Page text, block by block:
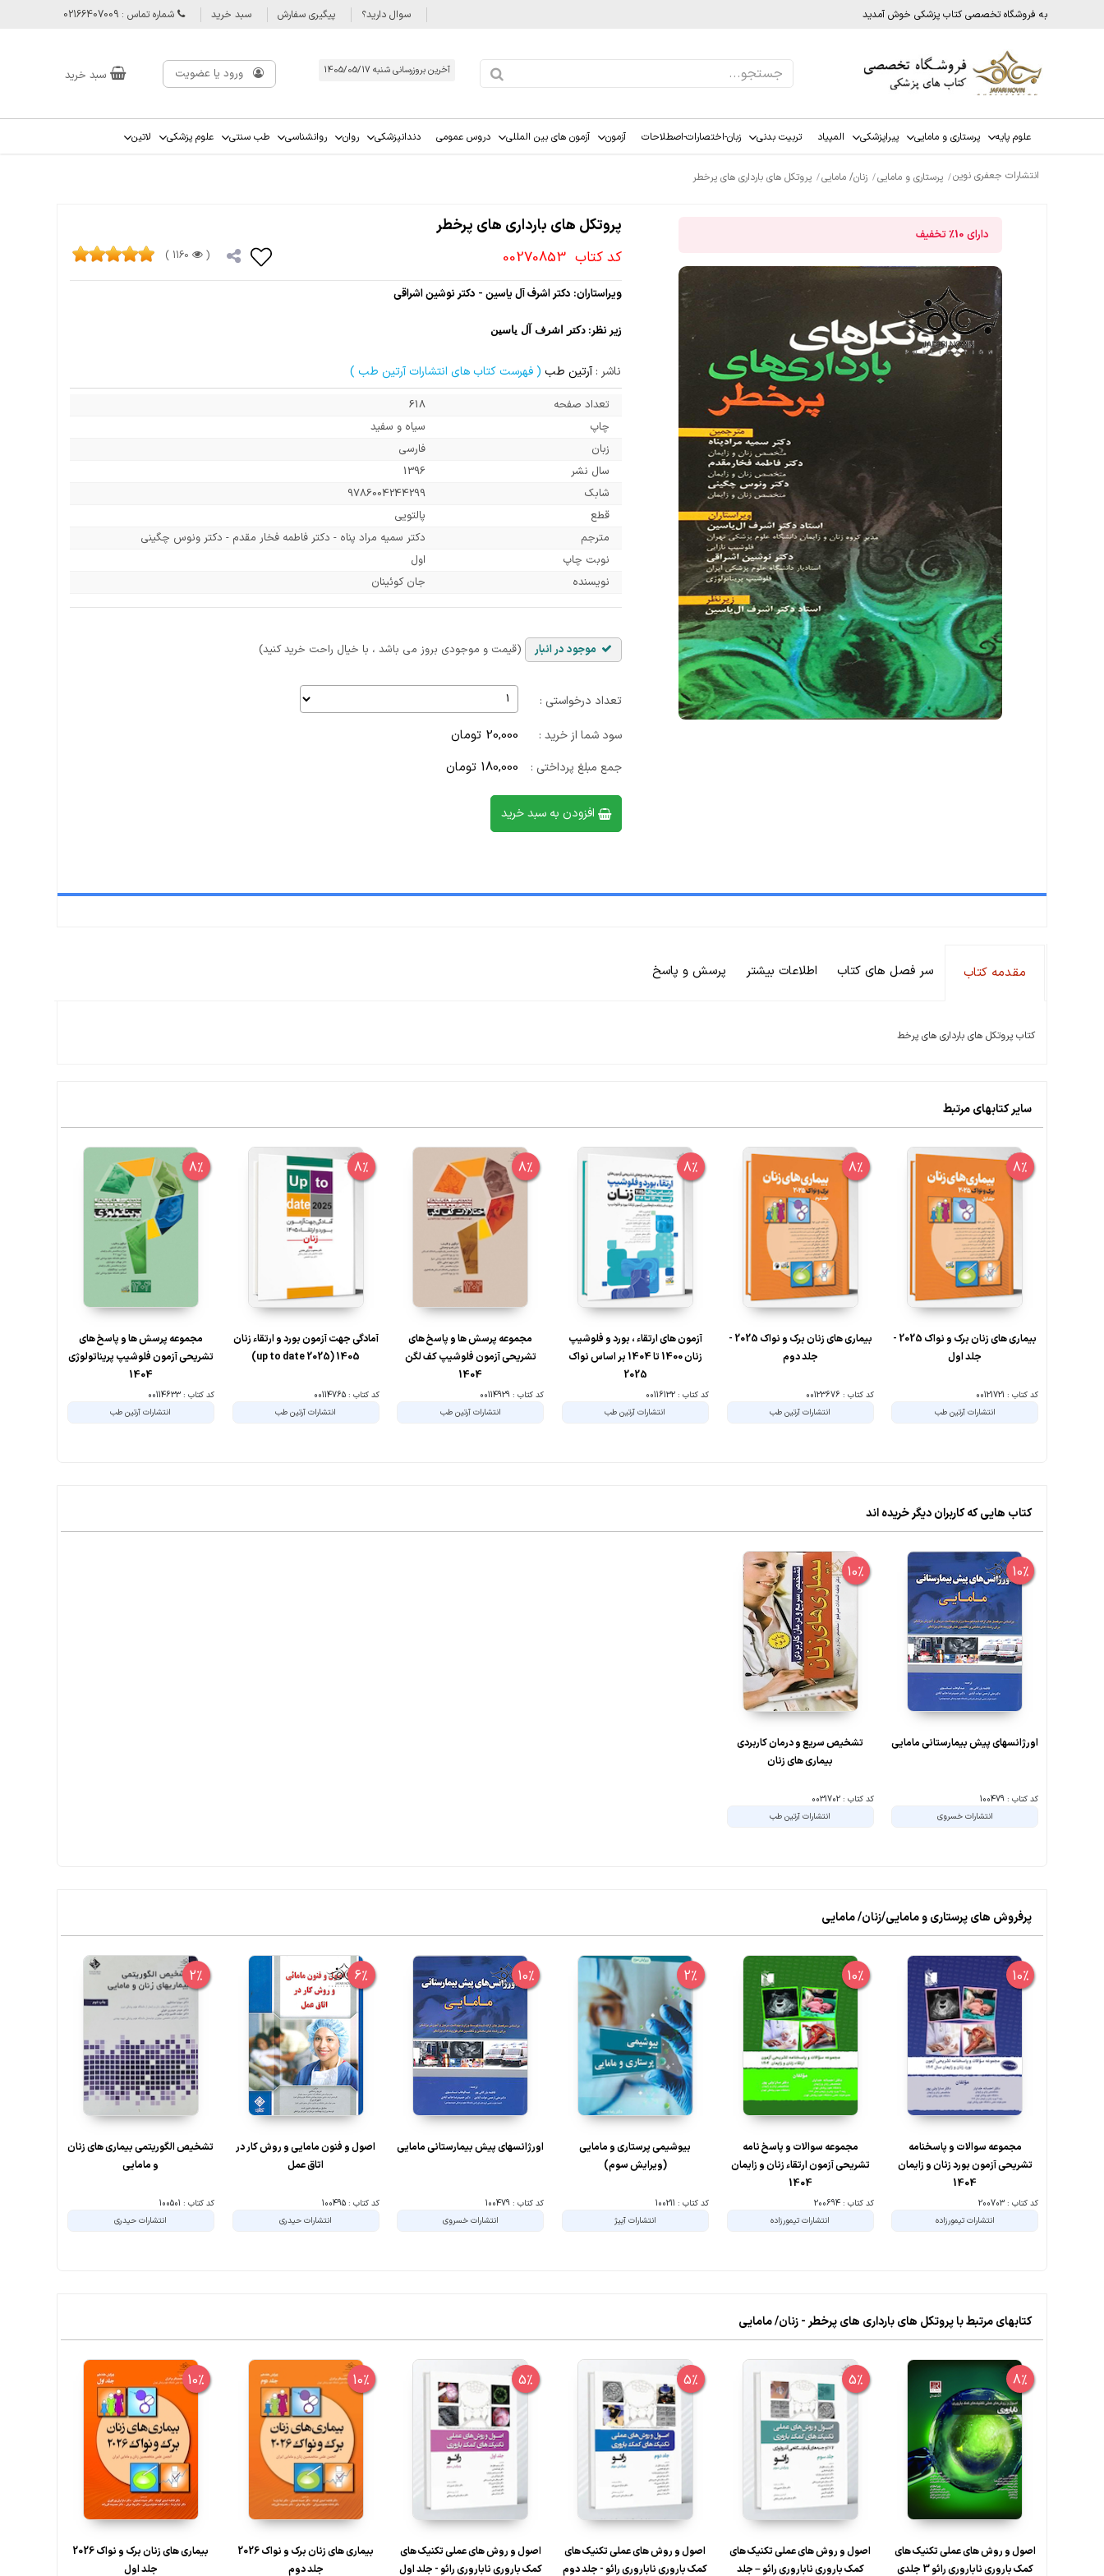
به فروشگاه تخصصی کتاب پزشکی خوش آمدید سوال دارید؟ پیگیری سفارش سبد خرید شماره تماس : 02166407009
آخرین بروزرسانی شنبه 1405/05/17 ورود یا عضویت سبد خرید
علوم پایه پرستاری و مامایی پیراپزشکی المپیاد تربیت بدنی زبان-اختصارات-اصطلاحات آزمون آزمون های بین المللی دروس عمومی دندانپزشکی روان روانشناسی طب سنتی علوم پزشکی لاتین
انتشارات جعفری نوین پرستاری و مامایی زنان/ مامایی پروتکل های بارداری های پرخطر
دارای 10% تخفیف پروتکل های بارداری های پرخطر
کد کتاب 00270853
(
1160 )
ویراستاران: دکتر اشرف آل یاسین - دکتر نوشین اشراقی
زیر نظر: دکتر اشرف آل یاسین
ناشر :آرتین طب ( فهرست کتاب های انتشارات آرتین طب )
تعداد صفحه
618
چاپ
سیاه و سفید
زبان
فارسی
سال نشر
1396
شابک
9786004244299
قطع
پالتویی
مترجم
دکتر سمیه مراد پناه - دکتر فاطمه فخار مقدم - دکتر ونوس چگینی
نوبت چاپ
اول
نویسنده
جان کوئینان
موجود در انبار (قیمت و موجودی بروز می باشد ، با خیال راحت خرید کنید)
تعداد درخواستی :
سود شما از خرید :
20,000 تومان
جمع مبلغ پرداختی : 180,000 تومان
افزودن به سبد خرید
مقدمه کتاب سر فصل های کتاب اطلاعات بیشتر پرسش و پاسخ
کتاب پروتکل های بارداری های پرخط
سایر کتابهای مرتبط
8%
بیماری های زنان برک و نواک 2025 -
جلد اول
کد کتاب : 00121721
انتشارات آرتین طب
8%
بیماری های زنان برک و نواک 2025 -
جلد دوم
کد کتاب : 00123676
انتشارات آرتین طب
8%
آزمون های ارتقاء ، بورد و فلوشیپ
زنان 1400 تا 1404 بر اساس نواک
2025
کد کتاب : 00116132
انتشارات آرتین طب
8%
مجموعه پرسش ها و پاسخ های
تشریحی آزمون فلوشیپ کف لگن
1404
کد کتاب : 00114929
انتشارات آرتین طب
8%
آمادگی جهت آزمون بورد و ارتقاء زنان
1405 (up to date 2025)
کد کتاب : 00114765
انتشارات آرتین طب
8%
مجموعه پرسش ها و پاسخ های
تشریحی آزمون فلوشیپ پریناتولوژی
1404
کد کتاب : 00114633
انتشارات آرتین طب
کتاب هایی که کاربران دیگر خریده اند
10%
اورژانسهای پیش بیمارستانی مامایی
کد کتاب : 100479
انتشارات خسروی
10%
تشخیص سریع و درمان کاربردی
بیماری های زنان
کد کتاب : 0031702
انتشارات آرتین طب
پرفروش های پرستاری و مامایی/زنان/ مامایی
10%
مجموعه سوالات و پاسخنامه
تشریحی آزمون بورد زنان و زایمان
1404
کد کتاب : 200703
انتشارات تیمورزاده
10%
مجموعه سوالات و پاسخ نامه
تشریحی آزمون ارتقاء زنان و زایمان
1404
کد کتاب : 200694
انتشارات تیمورزاده
2%
بیوشیمی پرستاری و مامایی
(ویرایش سوم)
کد کتاب : 100211
انتشارات آییژ
10%
اورژانسهای پیش بیمارستانی مامایی
کد کتاب : 100479
انتشارات خسروی
6%
اصول و فنون مامایی و روش کار در
اتاق عمل
کد کتاب : 100495
انتشارات حیدری
2%
تشخیص الگوریتمی بیماری های زنان
و مامایی
کد کتاب : 100501
انتشارات حیدری
کتابهای مرتبط با پروتکل های بارداری های پرخطر - زنان/ مامایی
8%
اصول و روش های عملی تکنیک های
کمک باروری ناباروری رائو 3 جلدی
5%
اصول و روش های عملی تکنیک های
کمک باروری ناباروری رائو – جلد
5%
اصول و روش های عملی تکنیک های
کمک باروری ناباروری رائو - جلد دوم
5%
اصول و روش های عملی تکنیک های
کمک باروری ناباروری رائو - جلد اول
10%
بیماری های زنان برک و نواک 2026
جلد دوم
10%
بیماری های زنان برک و نواک 2026
جلد اول